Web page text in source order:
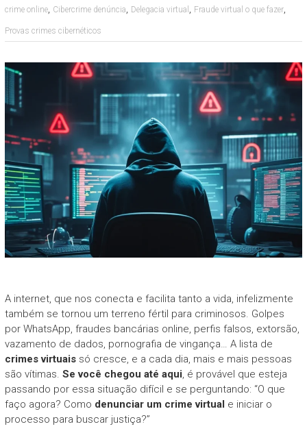
crime online, Cibercrime denúncia, Delegacia virtual , Fraude virtual o que fazer,
Provas crimes cibernéticos
A internet, que nos conecta e facilita tanto a vida, infelizmente
também se tornou um terreno fértil para criminosos. Golpes
por WhatsApp, fraudes bancárias online, perfis falsos, extorsão,
vazamento de dados, pornografia de vingança… A lista de
crimes virtuaissó cresce, e a cada dia, mais e mais pessoas
são vítimas. Se você chegou até aqui, é provável que esteja
passando por essa situação difícil e se perguntando: “O que
faço agora? Como denunciar um crime virtual e iniciar o
processo para buscar justiça?”